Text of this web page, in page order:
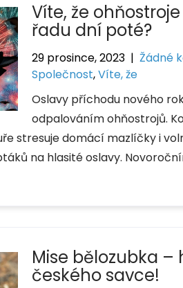
Víte, že
řadu dní poté?
29 prosince, 2023 |Žádné
Společnost,Víte, že
Oslavy příchodu nového
odpalováním ohňostrojů.
stresuje domácí mazlíčky i
na hlasité oslavy.
Mise bělozubka
českého savce!